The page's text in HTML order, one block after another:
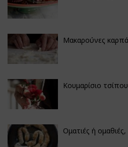
Μακαρούνες
Κουμαρίσιο
Οματιές ή